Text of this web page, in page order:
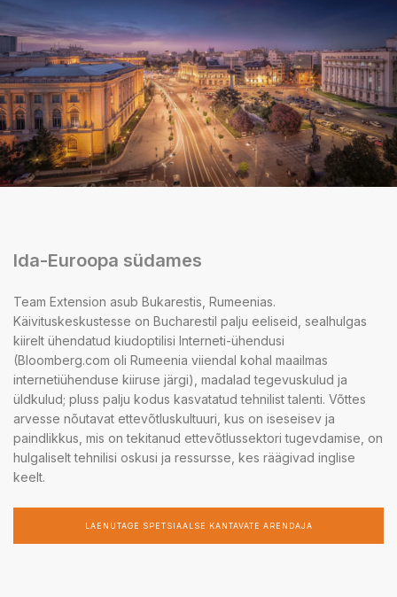
Ida-Euroopa südames
Team Extension asub Bukarestis, Rumeenias.
Käivituskeskustesse on Bucharestil palju eeliseid, sealhulgas
kiirelt ühendatud kiudoptilisi Interneti-ühendusi
(Bloomberg.com oli Rumeenia viiendal kohal maailmas
internetiühenduse kiiruse järgi), madalad tegevuskulud ja
üldkulud; pluss palju kodus kasvatatud tehnilist talenti. Võttes
arvesse nõutavat ettevõtluskultuuri, kus on iseseisev ja
paindlikkus, mis on tekitanud ettevõtlussektori tugevdamise, on
hulgaliselt tehnilisi oskusi ja ressursse, kes räägivad inglise
keelt.
LAENUTAGE SPETSIAALSE KANTAVATE ARENDAJA